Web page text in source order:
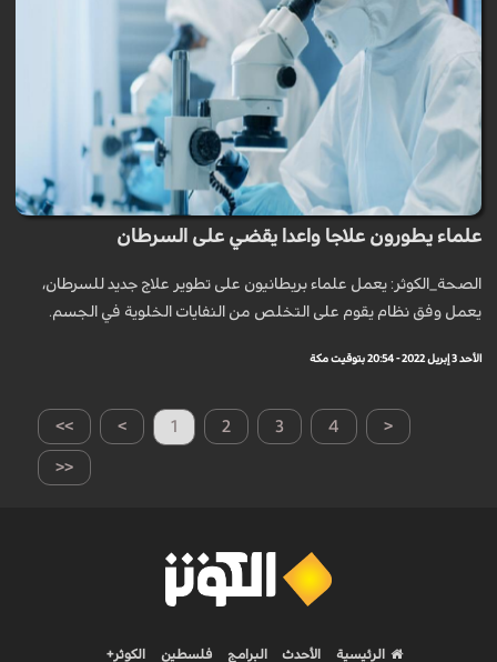
علماء يطورون علاجا واعدا يقضي على السرطان
الصحة_الكوثر: يعمل علماء بريطانيون على تطوير علاج جديد للسرطان،
يعمل وفق نظام يقوم على التخلص من النفايات الخلوية في الجسم.
الأحد 3 إبريل 2022 - 20:54 بتوقيت مكة
>> > 1 2 3 4 <
<<
الرئيسية الأحدث البرامج فلسطين الكوثر+